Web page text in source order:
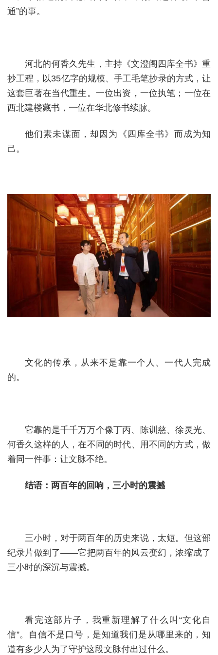
通”的事。
河北的何香久先生，主持《文澄阁四库全书》重
抄工程，以35亿字的规模、手工毛笔抄录的方式，让
这套巨著在当代重生。一位出资，一位执笔；一位在
西北建楼藏书，一位在华北修书续脉。
他们素未谋面，却因为《四库全书》而成为知
己。
文化的传承，从来不是靠一个人、一代人完成
的。
它靠的是千千万万个像丁丙、陈训慈、徐灵光、
何香久这样的人，在不同的时代、用不同的方式，做
着同一件事：让文脉不绝。
结语：两百年的回响，三小时的震撼
三小时，对于两百年的历史来说，太短。但这部
纪录片做到了——它把两百年的风云变幻，浓缩成了
三小时的深沉与震撼。
看完这部片子，我重新理解了什么叫“文化自
信”。自信不是口号，是知道我们是从哪里来的，知
道有多少人为了守护这段文脉付出过什么。